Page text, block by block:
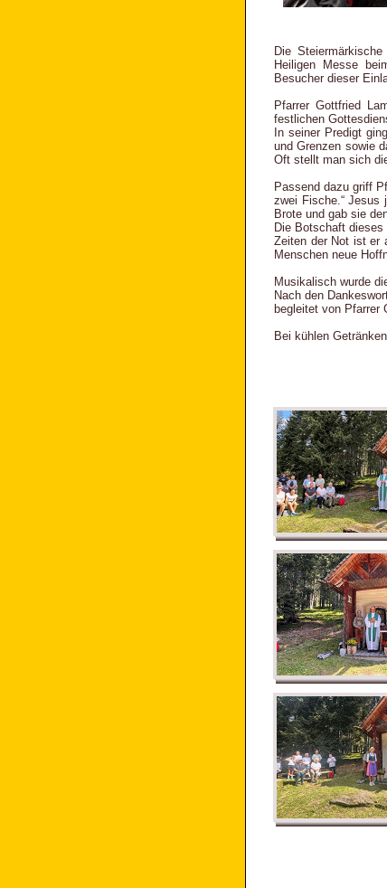
Die
Heiligen Messe
Besucher dieser
Pfarrer Gottfried
festlichen
In seiner Predigt
und Grenzen sowie
Oft stellt man sich
Passend dazu griff
zwei Fische.“ Jesus
Brote und gab sie
Die Botschaft
Zeiten der Not ist er
Menschen neue
Musikalisch wurde
Nach den
begleitet von Pfarrer
Bei kühlen